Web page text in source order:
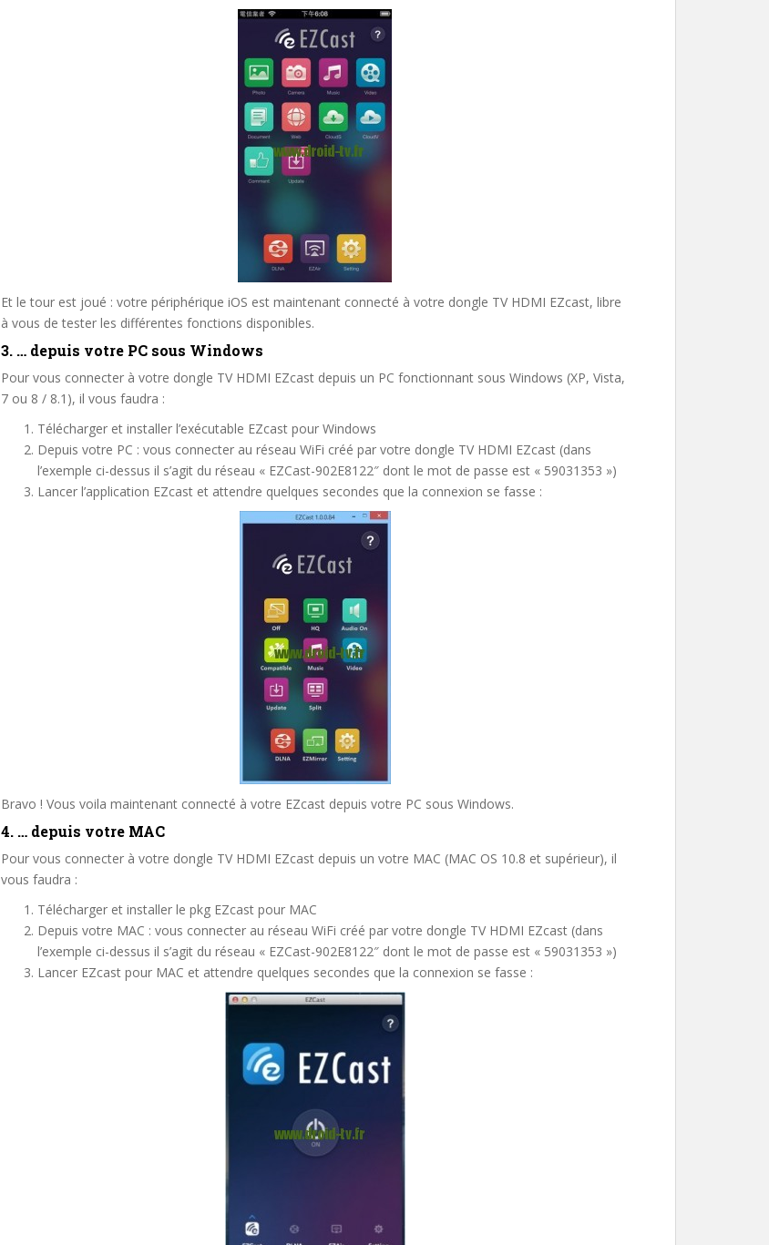
Et le tour est joué : votre périphérique iOS est maintenant connecté à votre dongle TV HDMI EZcast, libre
à vous de tester les différentes fonctions disponibles.
3. … depuis votre PC sous Windows
Pour vous connecter à votre dongle TV HDMI EZcast depuis un PC fonctionnant sous Windows (XP, Vista,
7 ou 8 / 8.1), il vous faudra :
Télécharger et installer l’exécutable EZcast pour Windows
Depuis votre PC : vous connecter au réseau WiFi créé par votre dongle TV HDMI EZcast (dans
l’exemple ci-dessus il s’agit du réseau « EZCast-902E8122″ dont le mot de passe est « 59031353 »)
Lancer l’application EZcast et attendre quelques secondes que la connexion se fasse :
Bravo ! Vous voila maintenant connecté à votre EZcast depuis votre PC sous Windows.
4. … depuis votre MAC
Pour vous connecter à votre dongle TV HDMI EZcast depuis un votre MAC (MAC OS 10.8 et supérieur), il
vous faudra :
Télécharger et installer le pkg EZcast pour MAC
Depuis votre MAC : vous connecter au réseau WiFi créé par votre dongle TV HDMI EZcast (dans
l’exemple ci-dessus il s’agit du réseau « EZCast-902E8122″ dont le mot de passe est « 59031353 »)
Lancer EZcast pour MAC et attendre quelques secondes que la connexion se fasse :